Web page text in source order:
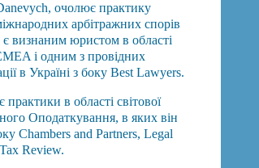
очолює практику
арбітражних спорів
визнаним юристом в області
і одним з провідних
в Україні з боку Best Lawyers.
в області світової
Оподаткування, в яких він
Chambers and Partners, Legal
Review.